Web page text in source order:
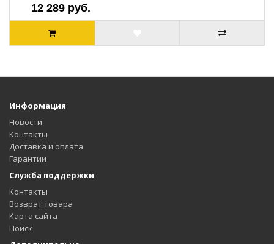
12 289 руб.
Информация
Новости
Контакты
Доставка и оплата
Гарантии
Служба поддержки
Контакты
Возврат товара
Карта сайта
Поиск